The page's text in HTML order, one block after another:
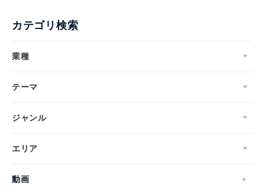
カテゴリ検索
業種
テーマ
ジャンル
エリア
動画